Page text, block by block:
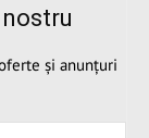
și anunțuri